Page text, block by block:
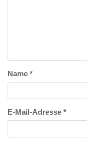
Name *
E-Mail-Adresse *